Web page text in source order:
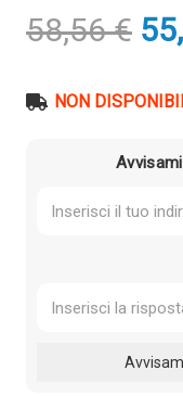
58,56€ Il
NON